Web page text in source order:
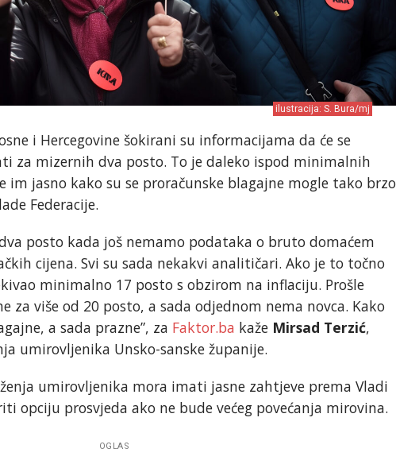
ilustracija: S. Bura/mj
i Hercegovine šokirani su informacijama da će se
za mizernih dva posto. To je daleko ispod minimalnih
im jasno kako su se proračunske blagajne mogle tako brzo
Federacije.
posto kada još nemamo podataka o bruto domaćem
cijena. Svi su sada nekakvi analitičari. Ako je to točno
minimalno 17 posto s obzirom na inflaciju. Prošle
za više od 20 posto, a sada odjednom nema novca. Kako
a sada prazne”, za Faktor.ba kaže Mirsad Terzić,
umirovljenika Unsko-sanske županije.
umirovljenika mora imati jasne zahtjeve prema Vladi
opciju prosvjeda ako ne bude većeg povećanja mirovina.
OGLAS